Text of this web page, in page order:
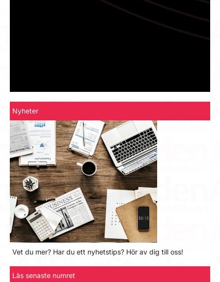
Nyheter
Vet du mer? Har du ett nyhetstips? Hör av dig till oss!
Läs senaste numret